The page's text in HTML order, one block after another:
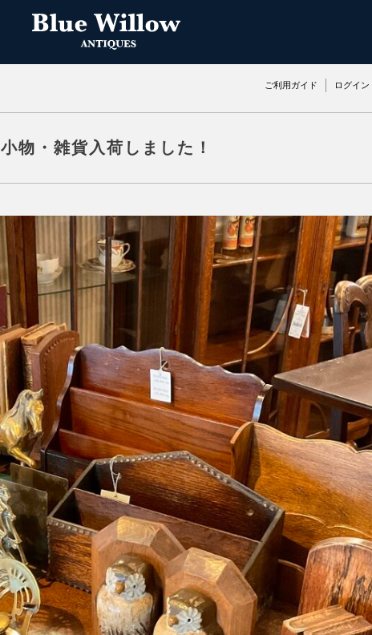
ご利用ガイド ログイン
小物・雑貨入荷しました！